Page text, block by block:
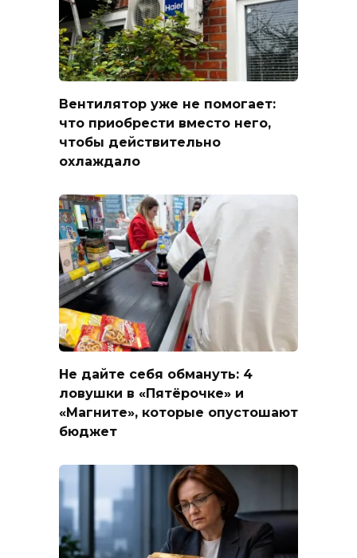
Вентилятор уже не помогает:
что приобрести вместо него,
чтобы действительно
охлаждало
Не дайте себя обмануть: 4
ловушки в «Пятёрочке» и
«Магните», которые опустошают
бюджет